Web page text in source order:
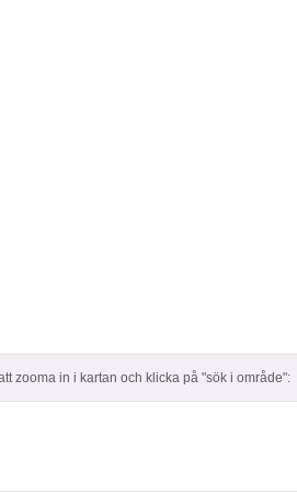
zooma in i kartan och klicka på "sök i område":